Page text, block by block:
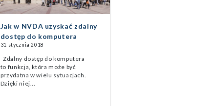
Jak w NVDA uzyskać zdalny
dostęp do komputera
31 stycznia 2018
Zdalny dostęp do komputera
to funkcja, która może być
przydatna w wielu sytuacjach.
Dzięki niej...